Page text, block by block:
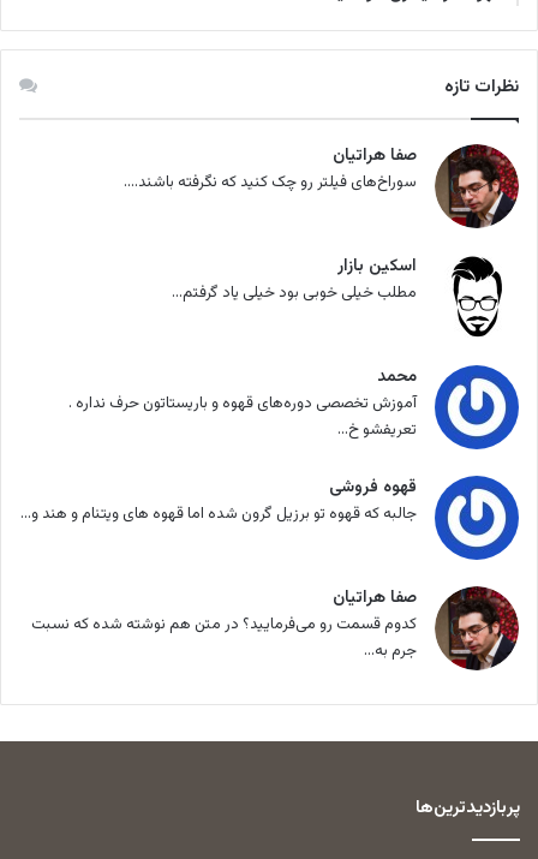
نظرات تازه
صفا هراتیان
سوراخ‌های فیلتر رو چک کنید که نگرفته باشند....
اسکین بازار
مطلب خیلی خوبی بود خیلی یاد گرفتم...
محمد
آموزش تخصصی دوره‌های قهوه و باریستاتون حرف نداره .
تعریفشو خ...
قهوه فروشی
جالبه که قهوه تو برزیل گرون شده اما قهوه های ویتنام و هند و...
صفا هراتیان
کدوم قسمت رو می‌فرمایید؟ در متن هم نوشته شده که نسبت
جرم به...
پربازدیدترین‌ها